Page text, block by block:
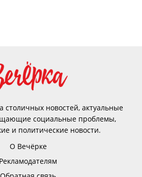
столичных новостей, актуальные
социальные проблемы,
и политические новости.
О Вечёрке
Рекламодателям